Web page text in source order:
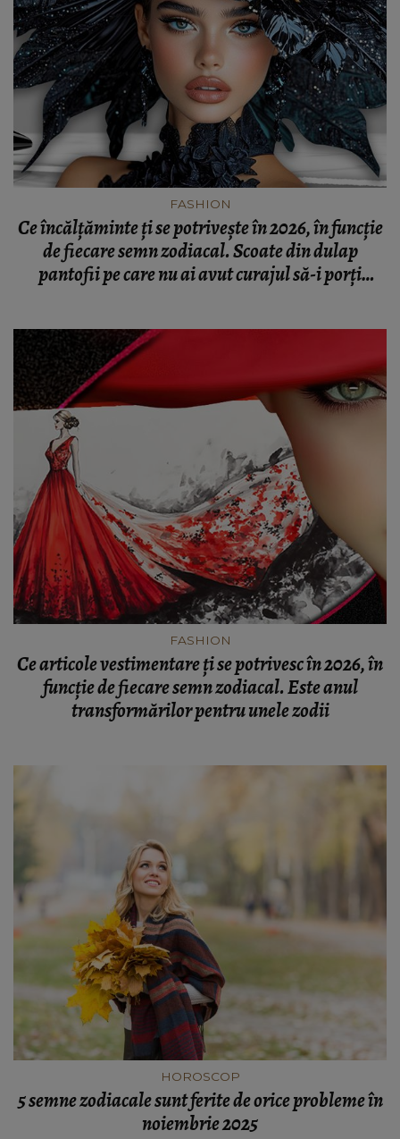
FASHION
Ce încălțăminte ți se potrivește în 2026, în funcție
de fiecare semn zodiacal. Scoate din dulap
pantofii pe care nu ai avut curajul să-i porți
FASHION
Ce articole vestimentare ți se potrivesc în 2026, în
funcție de fiecare semn zodiacal. Este anul
transformărilor pentru unele zodii
HOROSCOP
5 semne zodiacale sunt ferite de orice probleme în
noiembrie 2025